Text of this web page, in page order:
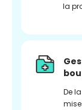
la
De